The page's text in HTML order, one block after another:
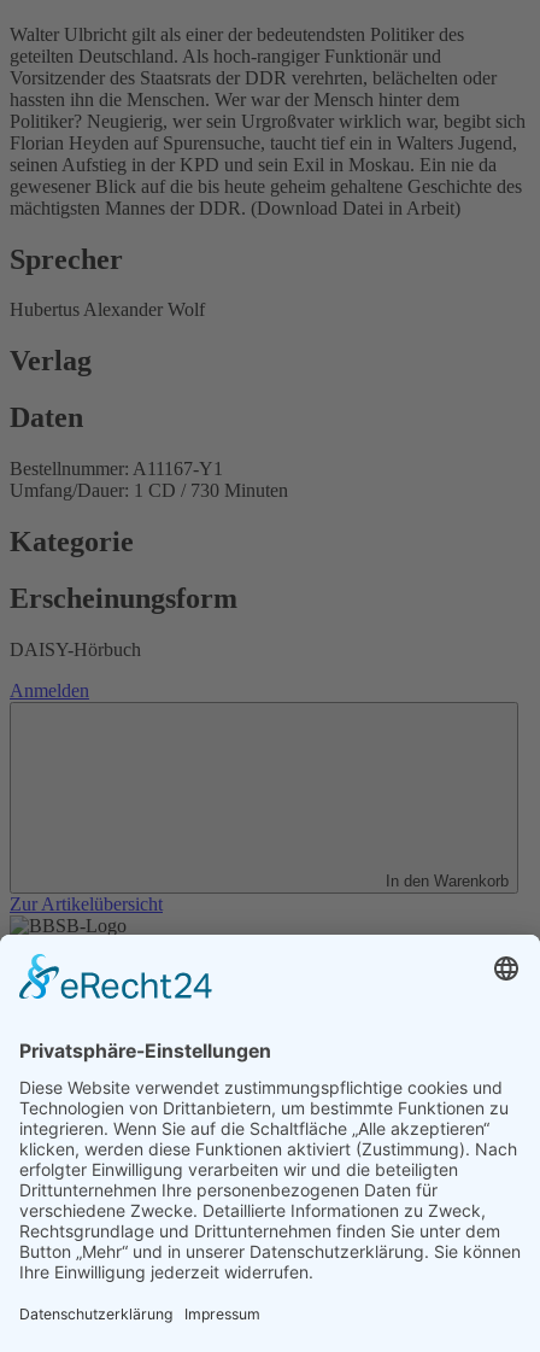
Walter Ulbricht gilt als einer der bedeutendsten Politiker des
geteilten Deutschland. Als hoch-rangiger Funktionär und
Vorsitzender des Staatsrats der DDR verehrten, belächelten oder
hassten ihn die Menschen. Wer war der Mensch hinter dem
Politiker? Neugierig, wer sein Urgroßvater wirklich war, begibt sich
Florian Heyden auf Spurensuche, taucht tief ein in Walters Jugend,
seinen Aufstieg in der KPD und sein Exil in Moskau. Ein nie da
gewesener Blick auf die bis heute geheim gehaltene Geschichte des
mächtigsten Mannes der DDR. (Download Datei in Arbeit)
Sprecher
Hubertus Alexander Wolf
Verlag
Daten
Bestellnummer: A11167-Y1
Umfang/Dauer: 1 CD / 730 Minuten
Kategorie
Erscheinungsform
DAISY-Hörbuch
Anmelden
In den Warenkorb
Zur Artikelübersicht
Unser Angebot
Shop
Datenschutz
Kontakt
Transparenzerklärung
BBSB-Inform: täglich aktualisierte Infos
für sehbehinderte und blinde Menschen
Anmeldung Newsletter BBSB-Inform
Unser Newsletter für Unterstützer